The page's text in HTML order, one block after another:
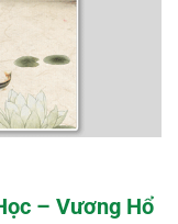
– Vương Hổ